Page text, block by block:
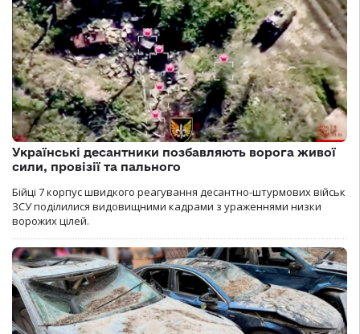
Українські десантники позбавляють ворога живої
сили, провізії та пального
Бійці 7 корпус швидкого реагування десантно-штурмових військ
ЗСУ поділилися видовищними кадрами з ураженнями низки
ворожих цілей.